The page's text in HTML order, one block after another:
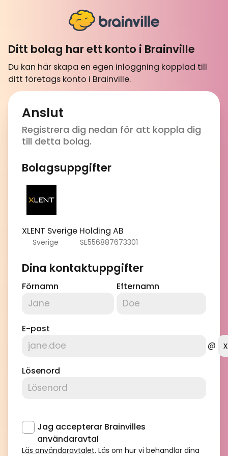
Anslut
Registrera dig nedan för att koppla dig
till detta bolag.
Bolagsuppgifter
XLENT Sverige Holding AB
Sverige SE556887673301
Dina kontaktuppgifter
Förnamn Efternamn
E-post
@
Lösenord
Jag accepterar Brainvilles
användaravtal
Läs användaravtalet. Läs om hur vi behandlar dina
Ditt bolag har ett konto i Brainville
Du kan här skapa en egen inloggning kopplad till
ditt företags konto i Brainville.